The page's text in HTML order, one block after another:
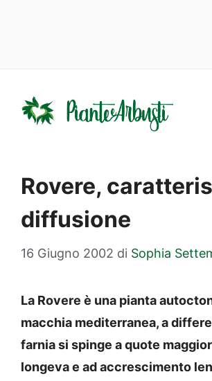
contenuto
Rovere,
diffusione
16 Giugno 2002 di Sophia
La Rovere è una pianta
macchia mediterranea, a
farnia si spinge a quote
longeva e ad accrescimento